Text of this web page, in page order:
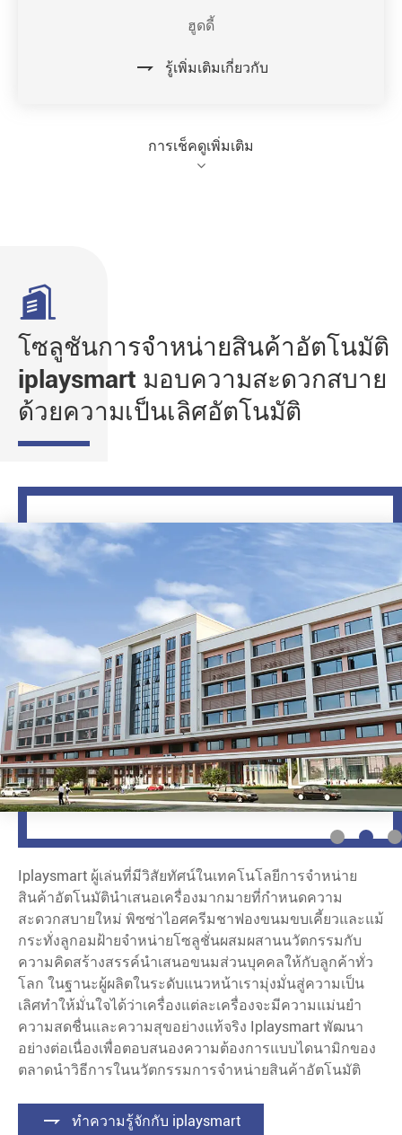
ฮูดดี้
 รู้เพิ่มเติมเกี่ยวกับ
การเช็คดูเพิ่มเติม

โซลูชันการจำหน่ายสินค้าอัตโนมัติ
iplaysmart มอบความสะดวกสบาย
ด้วยความเป็นเลิศอัตโนมัติ
Iplaysmart ผู้เล่นที่มีวิสัยทัศน์ในเทคโนโลยีการจำหน่าย
สินค้าอัตโนมัตินำเสนอเครื่องมากมายที่กำหนดความ
สะดวกสบายใหม่ พิซซ่าไอศครีมชาฟองขนมขบเคี้ยวและแม้
กระทั่งลูกอมฝ้ายจำหน่ายโซลูชั่นผสมผสานนวัตกรรมกับ
ความคิดสร้างสรรค์นำเสนอขนมส่วนบุคคลให้กับลูกค้าทั่ว
โลก ในฐานะผู้ผลิตในระดับแนวหน้าเรามุ่งมั่นสู่ความเป็น
เลิศทำให้มั่นใจได้ว่าเครื่องแต่ละเครื่องจะมีความแม่นยำ
ความสดชื่นและความสุขอย่างแท้จริง Iplaysmart พัฒนา
อย่างต่อเนื่องเพื่อตอบสนองความต้องการแบบไดนามิกของ
ตลาดนำวิธีการในนวัตกรรมการจำหน่ายสินค้าอัตโนมัติ
 ทำความรู้จักกับ iplaysmart